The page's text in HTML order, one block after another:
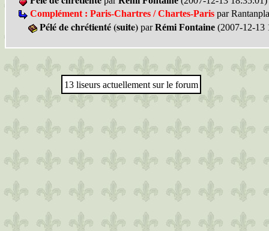
Complément : Paris-Chartres / Chartes-Paris par
Pélé de chrétienté (suite) parRémi Fontaine (2007-12-13
13 liseurs actuellement sur le forum